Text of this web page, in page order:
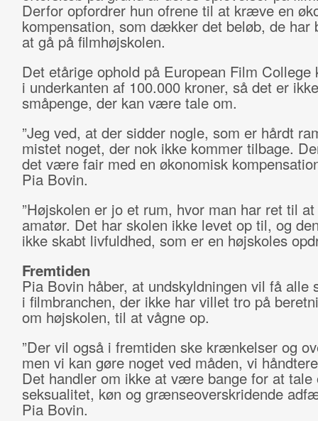
Derfor opfordrer hun ofrene til at kræve en
kompensation, som dækker det beløb, de har
at gå på filmhøjskolen.
Det etårige ophold på European Film College
i underkanten af 100.000 kroner, så det er ikke
småpenge, der kan være tale om.
”Jeg ved, at der sidder nogle, som er hårdt
mistet noget, der nok ikke kommer tilbage.
det være fair med en økonomisk
Pia Bovin.
”Højskolen er jo et rum, hvor man har ret til
amatør. Det har skolen ikke levet op til, og
ikke skabt livfuldhed, som er en højskoles
Fremtiden
Pia Bovin håber, at undskyldningen vil få alle
i filmbranchen, der ikke har villet tro på
om højskolen, til at vågne op.
”Der vil også i fremtiden ske krænkelser og
men vi kan gøre noget ved måden, vi
Det handler om ikke at være bange for at tale
seksualitet, køn og grænseoverskridende
Pia Bovin.